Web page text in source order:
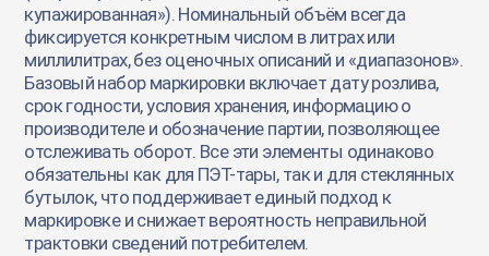
купажированная»). Номинальный объём всегда
фиксируется конкретным числом в литрах или
миллилитрах, без оценочных описаний и «диапазонов».
Базовый набор маркировки включает дату розлива,
срок годности, условия хранения, информацию о
производителе и обозначение партии, позволяющее
отслеживать оборот. Все эти элементы одинаково
обязательны как для ПЭТ-тары, так и для стеклянных
бутылок, что поддерживает единый подход к
маркировке и снижает вероятность неправильной
трактовки сведений потребителем.